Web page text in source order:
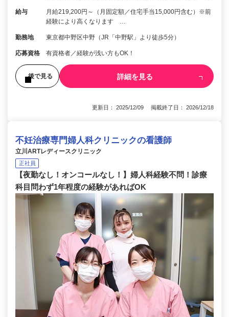
給与
月給219,200円～（月固定額／住宅手当15,000円含む）※前
経験により高くなります …
勤務地 東京都中野区中野（JR「中野駅」より徒歩5分）
応募資格 有資格者／経験が浅い方もOK！
後で見る 詳細を見る
更新日： 2025/12/09 掲載終了日： 2026/12/18
不妊治療専門婦人科クリニックの看護師
立川ARTレディースクリニック
正社員
【夜勤なし！オンコールなし！】婦人科経験不問！診療
科目問わず1年程度の経験があればOK